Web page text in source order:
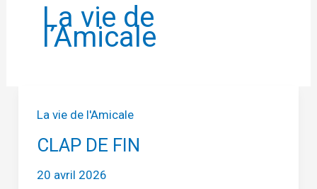
La vie de
l’Amicale
La vie de l'Amicale
CLAP DE FIN
20 avril 2026